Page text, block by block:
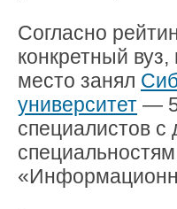
Согласно
конкретный
место занял
университет —
специалистов